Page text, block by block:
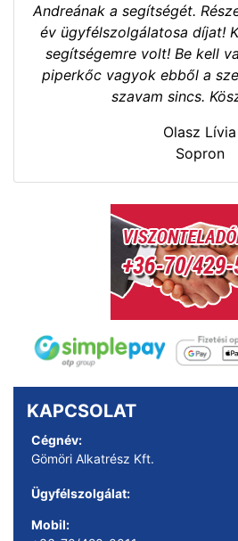
Andreának a segítségét.
év ügyfélszolgálatosa díjat!
segítségemre volt! Be kell
piperkőc vagyok ebből a
szavam sincs.
Olasz Lívia
Sopron
KAPCSOLAT
Cégnév:
Gömöri Alkatrész Kft.
Ügyfélszolgálat:
Mobil: